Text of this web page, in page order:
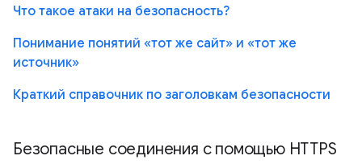
Что такое атаки на безопасность?
Понимание понятий «тот же сайт» и «тот же
источник»
Краткий справочник по заголовкам безопасности
Безопасные соединения с помощью HTTPS